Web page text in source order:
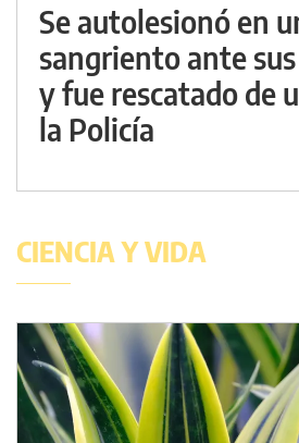
Se autolesionó en
sangriento ante
y fue rescatado de
la Policía
CIENCIA Y VIDA